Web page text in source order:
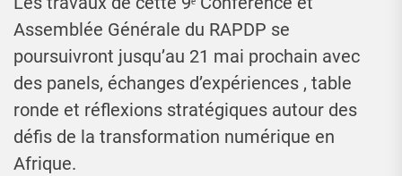
Assemblée Générale du RAPDP se
poursuivront jusqu’au 21 mai prochain avec
des panels, échanges d’expériences , table
ronde et réflexions stratégiques autour des
défis de la transformation numérique en
Afrique.